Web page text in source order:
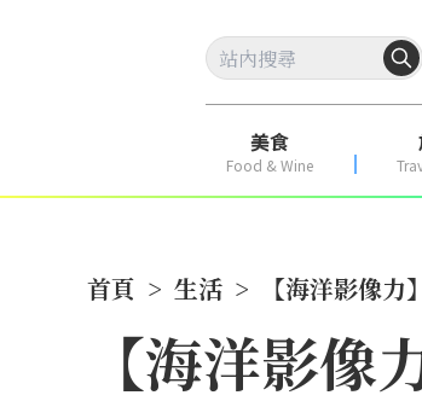
美食
Food & Wine
首頁 > 生活 > 【海洋影像
【海洋影